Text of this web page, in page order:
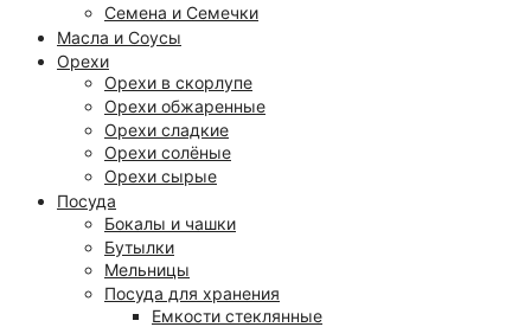
Семена и Семечки
Масла и Соусы
Орехи
Орехи в скорлупе
Орехи обжаренные
Орехи сладкие
Орехи солёные
Орехи сырые
Посуда
Бокалы и чашки
Бутылки
Мельницы
Посуда для хранения
Емкости стеклянные